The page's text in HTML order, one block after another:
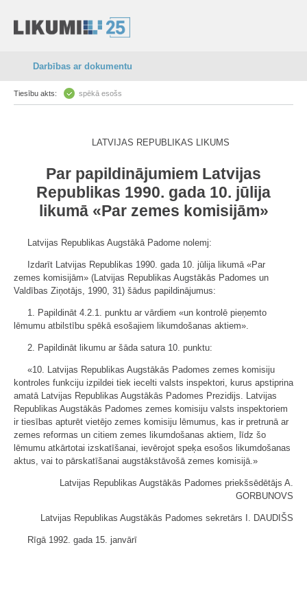
Darbības ar dokumentu
Tiesību akts: spēkā esošs
LATVIJAS REPUBLIKAS LIKUMS
Par papildinājumiem Latvijas
Republikas 1990. gada 10. jūlija
likumā «Par zemes komisijām»
Latvijas Republikas Augstākā Padome nolemj:
Izdarīt Latvijas Republikas 1990. gada 10. jūlija likumā «Par
zemes komisijām» (Latvijas Republikas Augstākās Padomes un
Valdības Ziņotājs, 1990, 31) šādus papildinājumus:
1. Papildināt 4.2.1. punktu ar vārdiem «un kontrolē pieņemto
lēmumu atbilstību spēkā esošajiem likumdošanas aktiem».
2. Papildināt likumu ar šāda satura 10. punktu:
«10. Latvijas Republikas Augstākās Padomes zemes komisiju
kontroles funkciju izpildei tiek iecelti valsts inspektori, kurus apstiprina
amatā Latvijas Republikas Augstākās Padomes Prezidijs. Latvijas
Republikas Augstākās Padomes zemes komisiju valsts inspektoriem
ir tiesības apturēt vietējo zemes komisiju lēmumus, kas ir pretrunā ar
zemes reformas un citiem zemes likumdošanas aktiem, līdz šo
lēmumu atkārtotai izskatīšanai, ievērojot speķa esošos likumdošanas
aktus, vai to pārskatīšanai augstākstāvošā zemes komisijā.»
Latvijas Republikas Augstākās Padomes priekšsēdētājs A.
GORBUNOVS
Latvijas Republikas Augstākās Padomes sekretārs I. DAUDIŠS
Rīgā 1992. gada 15. janvārī